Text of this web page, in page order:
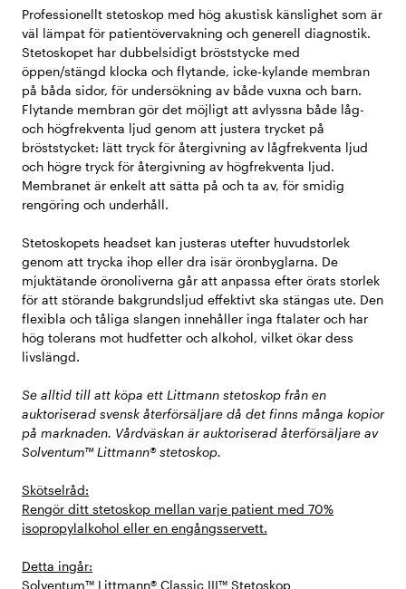
Professionellt stetoskop med hög akustisk känslighet som är
väl lämpat för patientövervakning och generell diagnostik.
Stetoskopet har dubbelsidigt bröststycke med
öppen/stängd klocka och flytande, icke-kylande membran
på båda sidor, för undersökning av både vuxna och barn.
Flytande membran gör det möjligt att avlyssna både låg-
och högfrekventa ljud genom att justera trycket på
bröststycket: lätt tryck för återgivning av lågfrekventa ljud
och högre tryck för återgivning av högfrekventa ljud.
Membranet är enkelt att sätta på och ta av, för smidig
rengöring och underhåll.
Stetoskopets headset kan justeras utefter huvudstorlek
genom att trycka ihop eller dra isär öronbyglarna. De
mjuktätande öronoliverna går att anpassa efter örats storlek
för att störande bakgrundsljud effektivt ska stängas ute. Den
flexibla och tåliga slangen innehåller inga ftalater och har
hög tolerans mot hudfetter och alkohol, vilket ökar dess
livslängd.
Se alltid till att köpa ett Littmann stetoskop från en
auktoriserad svensk återförsäljare då det finns många kopior
på marknaden. Vårdväskan är auktoriserad återförsäljare av
Solventum™ Littmann® stetoskop.
Skötselråd:
Rengör ditt stetoskop mellan varje patient med 70%
isopropylalkohol eller en engångsservett.
Detta ingår:
Solventum™ Littmann® Classic III™ Stetoskop